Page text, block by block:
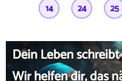
14 24 25
Dein Leben